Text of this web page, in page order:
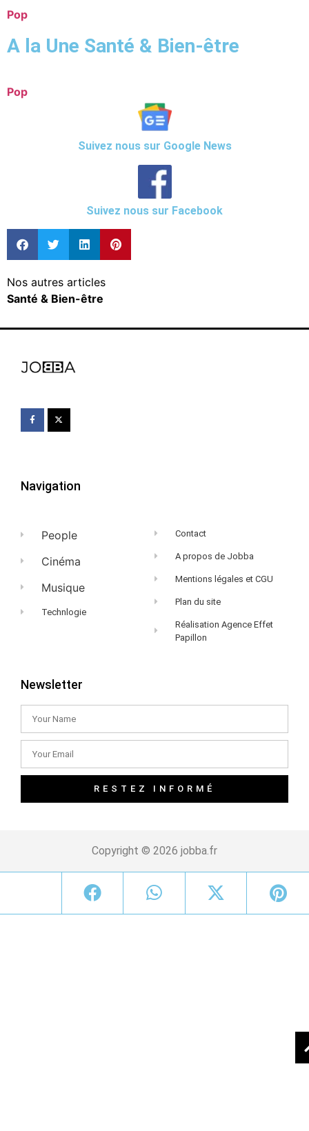
Pop
A la Une Santé & Bien-être
Pop
Suivez nous sur Google News
Suivez nous sur Facebook
Nos autres articles
Santé & Bien-être
Navigation
People
Cinéma
Musique
Technlogie
Contact
A propos de Jobba
Mentions légales et CGU
Plan du site
Réalisation Agence Effet
Papillon
Newsletter
RESTEZ INFORMÉ
Copyright © 2026 jobba.fr